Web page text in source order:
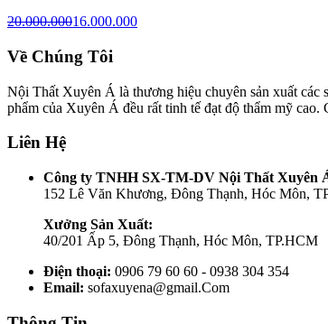
20.000.00016.000.000
Về Chúng Tôi
Nội Thất Xuyên Á là thương hiệu chuyên sản xuất các
phẩm của Xuyên Á đều rất tinh tế đạt độ thẩm mỹ
Liên Hệ
Công ty TNHH SX-TM-DV Nội Thất Xuyên
152 Lê Văn Khương, Đông Thạnh, Hóc Môn,
Xưởng Sản Xuất:
40/201 Ấp 5, Đông Thạnh, Hóc Môn, TP.HCM
Điện thoại: 0906 79 60 60 - 0938 304 354
Email: sofaxuyena@gmail.Com